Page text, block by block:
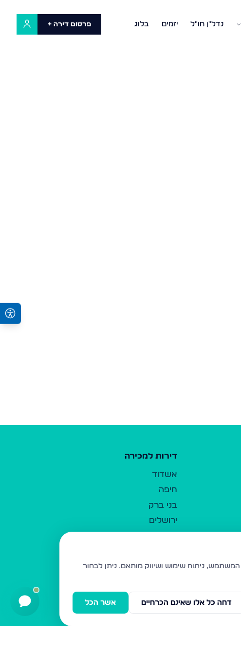
נדל"ן חו"ל יזמים בלוג פרסום דירה +
דירות למכירה
אשדוד
חיפה
בני ברק
ירושלים
בית שמש
ביתר עילית
ניתן לבחור
אשר הכל דחה כל אלו שאינם הכרחיים